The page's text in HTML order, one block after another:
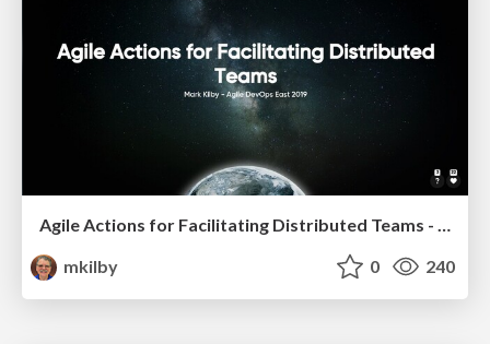
Agile Actions for Facilitating Distributed Teams - ADO2019
mkilby
0 240